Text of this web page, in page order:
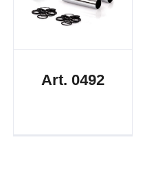
Art. 0492